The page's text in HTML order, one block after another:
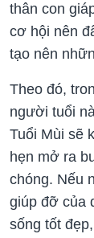
thân con
cơ hội nên
tạo nên
Theo đó,
người tuổi
Tuổi Mùi sẽ
hẹn mở ra
chóng. Nếu
giúp đỡ của
sống tốt